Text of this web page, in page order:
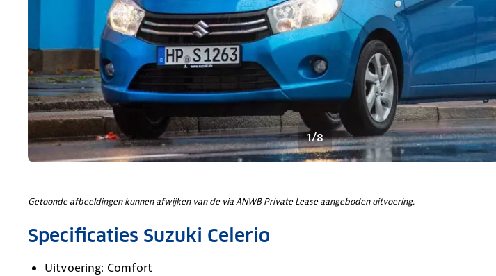
1/8
Getoonde afbeeldingen kunnen afwijken van de via ANWB Private Lease aangeboden uitvoering.
Specificaties Suzuki Celerio
Uitvoering: Comfort